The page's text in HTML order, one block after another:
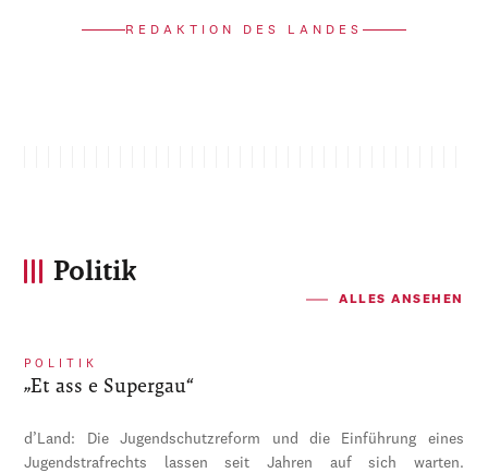
REDAKTION DES LANDES
Politik
ALLES ANSEHEN
POLITIK
„Et ass e Supergau“
d’Land: Die Jugendschutzreform und die Einführung eines
Jugendstrafrechts lassen seit Jahren auf sich warten.